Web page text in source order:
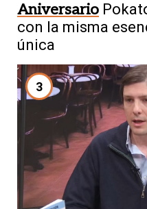
Aniversario
con la misma
única
3